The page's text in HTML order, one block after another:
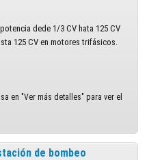
dede 1/3 CV hata 125 CV
125 CV en motores trifásicos.
en "Ver más detalles" para ver el
de bombeo